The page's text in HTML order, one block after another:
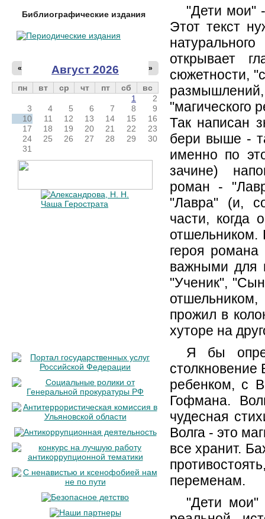
Библиографические издания
Август 2026
« »
пн вт ср чт пт сб
вс
1
2
3
4 5 6 7 8
9
10
11 12 13 14 15
16
17
18 19 20 21 22
23
24
25 26 27 28 29
30
31
"Дети мои"
Этот текст
открывает
сюжетности,
"магического
Так написан
бери выше -
именно по
зачине)
роман -
"Лавра" (и,
части, когда
отшельником.
героя
важными для
"Ученик",
прожил в
хуторе на
Я бы
ребенком, с
Гофмана.
чудесная
Волга - это
все хранит.
переменам.
"Дети мои"